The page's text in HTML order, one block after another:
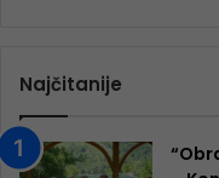
Najčitanije